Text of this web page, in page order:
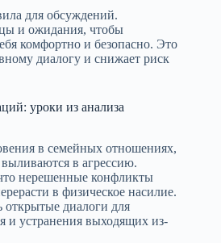
для обсуждений.
и ожидания, чтобы
комфортно и безопасно. Это
диалогу и снижает риск
уроки из анализа
в семейных отношениях,
в агрессию.
нерешенные конфликты
в физическое насилие.
открытые диалоги для
и устранения выходящих из-